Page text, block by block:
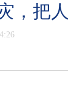
，把